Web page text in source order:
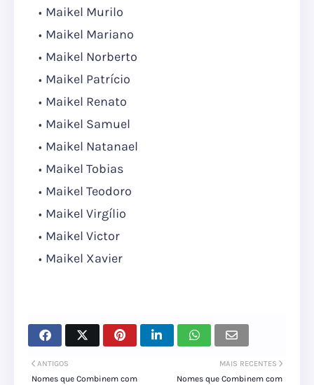
Maikel Murilo
Maikel Mariano
Maikel Norberto
Maikel Patrício
Maikel Renato
Maikel Samuel
Maikel Natanael
Maikel Tobias
Maikel Teodoro
Maikel Virgílio
Maikel Victor
Maikel Xavier
MAIS RECENTES
Nomes que Combinem com
ANTIGOS
Nomes que Combinem com